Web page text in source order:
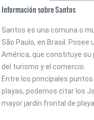
Información sobre Santos
Santos es una comuna o
São Paulo, en Brasil.
América, que constituye su
del turismo y el comercio.
Entre los principales
playas, podemos citar los
mayor jardín frontal de